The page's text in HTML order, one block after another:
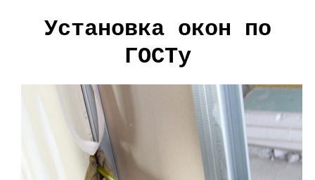
Установка окон по
ГОСТу